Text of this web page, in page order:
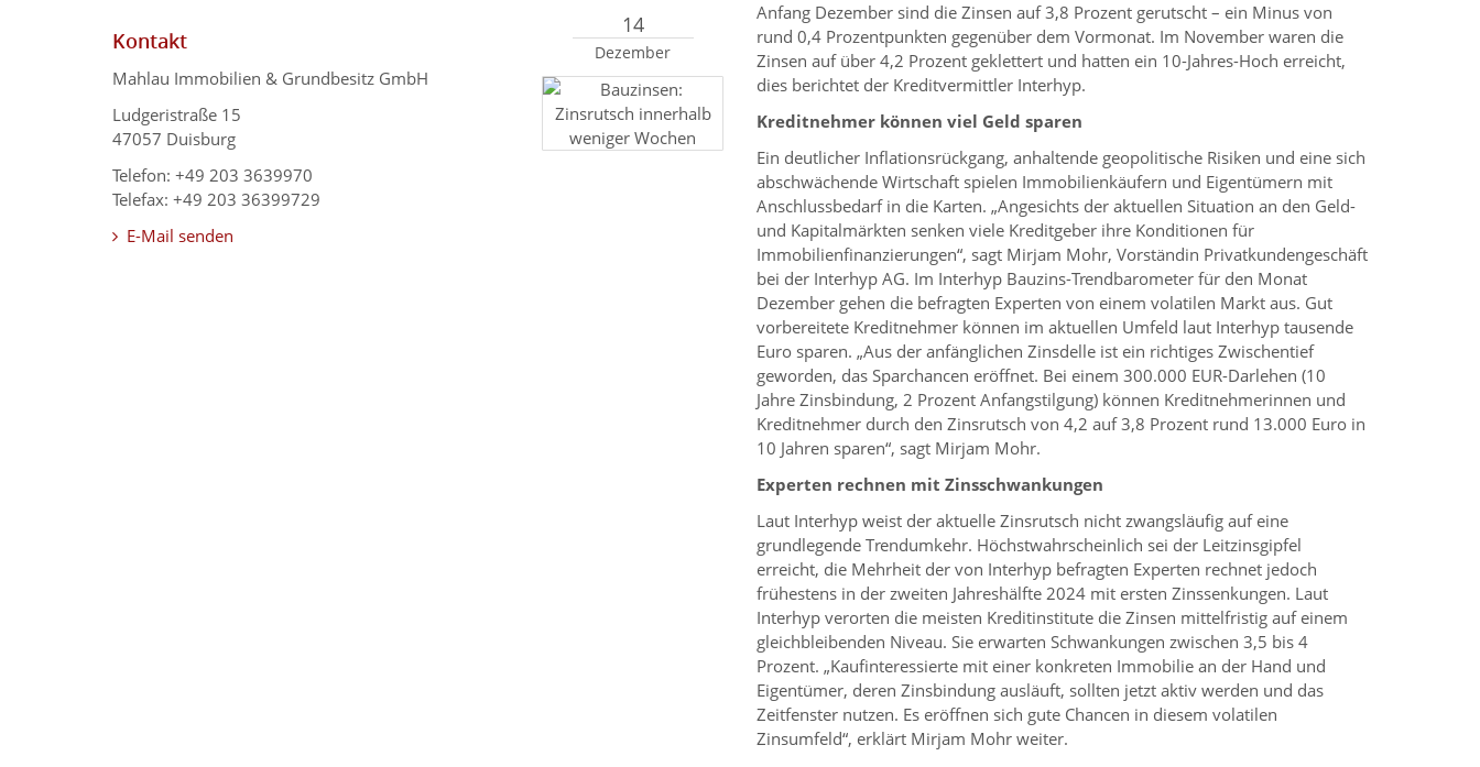
14
Dezember
Anfang Dezember sind die Zinsen auf 3,8 Prozent gerutscht – ein Minus von
rund 0,4 Prozentpunkten gegenüber dem Vormonat. Im November waren die
Zinsen auf über 4,2 Prozent geklettert und hatten ein 10-Jahres-Hoch erreicht,
dies berichtet der Kreditvermittler Interhyp.
Kreditnehmer können viel Geld sparen
Ein deutlicher Inflationsrückgang, anhaltende geopolitische Risiken und eine sich
abschwächende Wirtschaft spielen Immobilienkäufern und Eigentümern mit
Anschlussbedarf in die Karten. „Angesichts der aktuellen Situation an den Geld-
und Kapitalmärkten senken viele Kreditgeber ihre Konditionen für
Immobilienfinanzierungen“, sagt Mirjam Mohr, Vorständin Privatkundengeschäft
bei der Interhyp AG. Im Interhyp Bauzins-Trendbarometer für den Monat
Dezember gehen die befragten Experten von einem volatilen Markt aus. Gut
vorbereitete Kreditnehmer können im aktuellen Umfeld laut Interhyp tausende
Euro sparen. „Aus der anfänglichen Zinsdelle ist ein richtiges Zwischentief
geworden, das Sparchancen eröffnet. Bei einem 300.000 EUR-Darlehen (10
Jahre Zinsbindung, 2 Prozent Anfangstilgung) können Kreditnehmerinnen und
Kreditnehmer durch den Zinsrutsch von 4,2 auf 3,8 Prozent rund 13.000 Euro in
10 Jahren sparen“, sagt Mirjam Mohr.
Experten rechnen mit Zinsschwankungen
Laut Interhyp weist der aktuelle Zinsrutsch nicht zwangsläufig auf eine
grundlegende Trendumkehr. Höchstwahrscheinlich sei der Leitzinsgipfel
erreicht, die Mehrheit der von Interhyp befragten Experten rechnet jedoch
frühestens in der zweiten Jahreshälfte 2024 mit ersten Zinssenkungen. Laut
Interhyp verorten die meisten Kreditinstitute die Zinsen mittelfristig auf einem
gleichbleibenden Niveau. Sie erwarten Schwankungen zwischen 3,5 bis 4
Prozent. „Kaufinteressierte mit einer konkreten Immobilie an der Hand und
Eigentümer, deren Zinsbindung ausläuft, sollten jetzt aktiv werden und das
Zeitfenster nutzen. Es eröffnen sich gute Chancen in diesem volatilen
Zinsumfeld“, erklärt Mirjam Mohr weiter.
Kontakt
Mahlau Immobilien & Grundbesitz GmbH
Ludgeristraße 15
47057 Duisburg
Telefon: +49 203 3639970
Telefax: +49 203 36399729
E-Mail senden